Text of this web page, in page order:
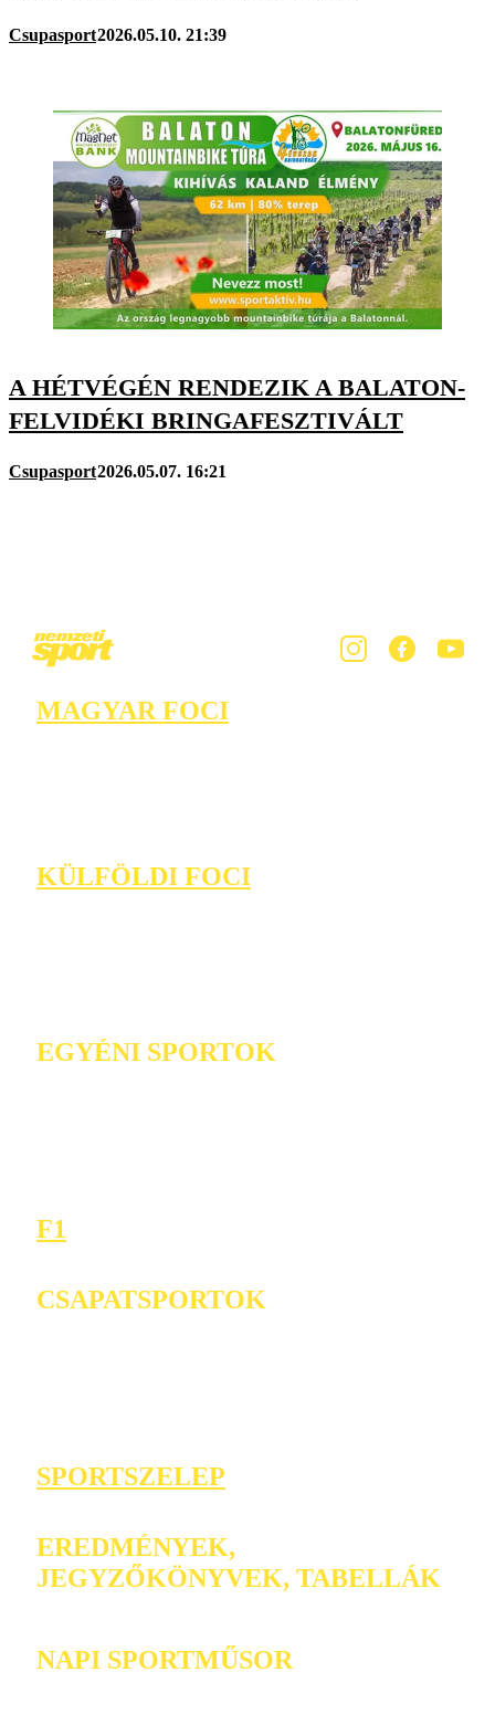
Csupasport2026.05.10. 21:39
A HÉTVÉGÉN RENDEZIK A BALATON-
FELVIDÉKI BRINGAFESZTIVÁLT
Csupasport2026.05.07. 16:21
MAGYAR FOCI
KÜLFÖLDI FOCI
EGYÉNI SPORTOK
F1
CSAPATSPORTOK
SPORTSZELEP
EREDMÉNYEK,
JEGYZŐKÖNYVEK, TABELLÁK
NAPI SPORTMŰSOR